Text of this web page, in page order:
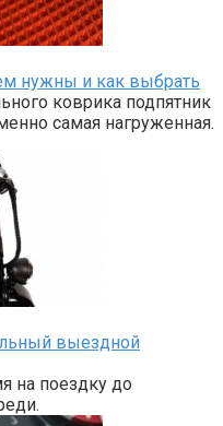
нужны и как выбрать
коврика подпятник
самая нагруженная.
выездной
на поездку до